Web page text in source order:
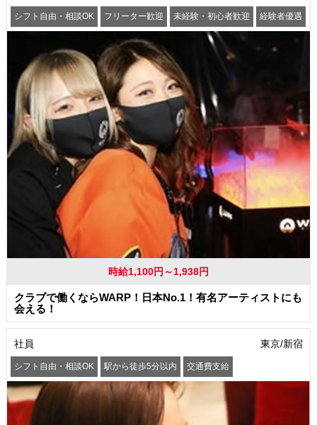
シフト自由・相談OK フリーター歓迎 未経験・初心者歓迎 経験者優遇
駅から徒歩5分以内
時給1,100円～1,938円
クラブで働くならWARP！日本No.1！有名アーティストにも
会える！
社員 東京/新宿
シフト自由・相談OK 駅から徒歩5分以内 交通費支給